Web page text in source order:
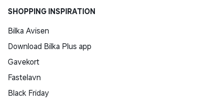
SHOPPING INSPIRATION
Bilka Avisen
Download Bilka Plus app
Gavekort
Fastelavn
Black Friday